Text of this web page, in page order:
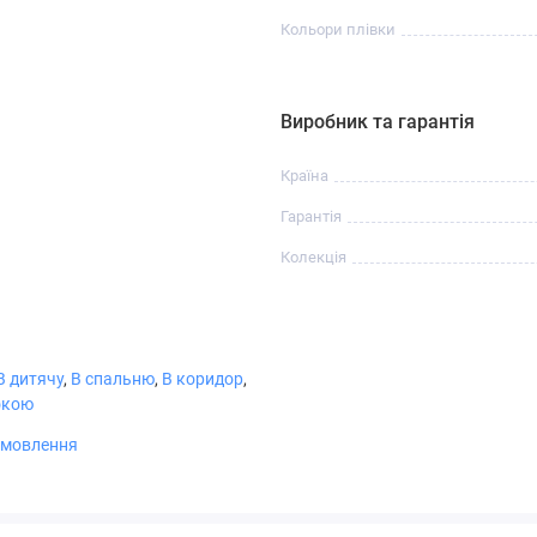
Кольори плівки
Виробник та гарантія
Країна
Гарантія
Колекція
дитячу, В спальню, В коридор,